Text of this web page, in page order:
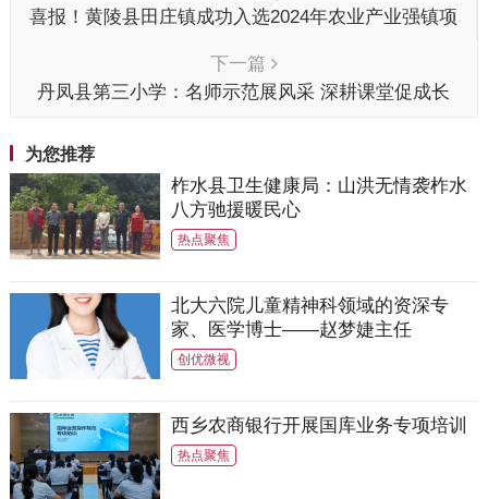
喜报！黄陵县田庄镇成功入选2024年农业产业强镇项
下一篇
丹凤县第三小学：名师示范展风采 深耕课堂促成长
为您推荐
柞水县卫生健康局：山洪无情袭柞水
八方驰援暖民心
热点聚焦
北大六院儿童精神科领域的资深专
家、医学博士——赵梦婕主任
创优微视
西乡农商银行开展国库业务专项培训
热点聚焦